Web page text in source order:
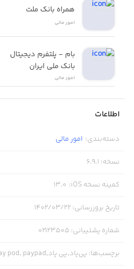
همراه بانک ملت
امور ‌مالی
بانک ملی ایران
امور ‌مالی
اطلاعات
دسته‌بندی: امور ‌مالی
نسخه:
6.9.1
کمینه نسخه iOS :
13.0
تاریخ بروزرسانی: ۱۴۰۲/۰۳/۲۲
شماره پشتیبانی:
02123505
برچسب‌ها: پی‌پاد,پی پاد,paypod,pay pod, paypad